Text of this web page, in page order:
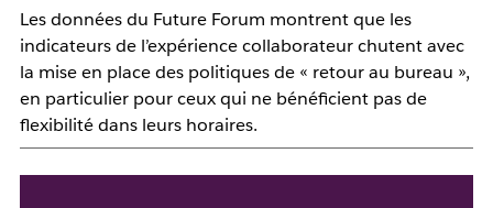
Les données du Future Forum montrent que les
indicateurs de l’expérience collaborateur chutent avec
la mise en place des politiques de « retour au bureau »,
en particulier pour ceux qui ne bénéficient pas de
flexibilité dans leurs horaires.